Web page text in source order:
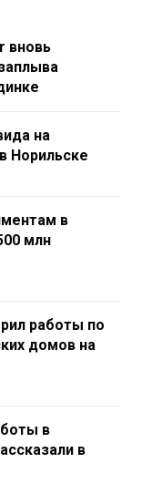
вновь
на
Норильске
в
млн
работы по
домов на
в
в